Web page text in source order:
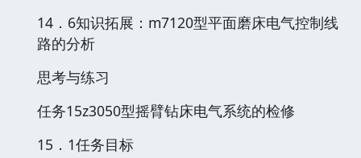
14．6知识拓展：m7120型平面磨床电气控制线
路的分析
思考与练习
任务15z3050型摇臂钻床电气系统的检修
15．1任务目标